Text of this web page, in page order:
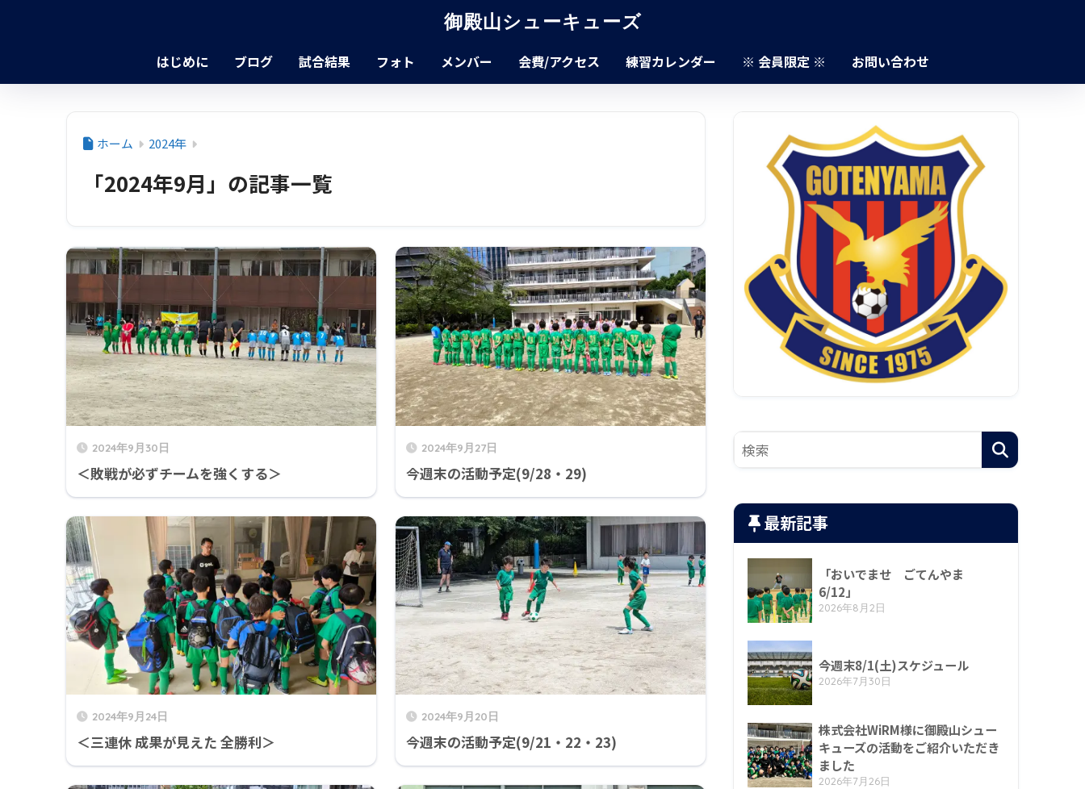
御殿山シューキューズ
はじめに ブログ 試合結果 フォト メンバー 会費/アクセス 練習カレンダー ※ 会員限定 ※ お問い合わせ
ホーム 2024年
「2024年9月」の記事一覧
2024年9月30日
＜敗戦が必ずチームを強くする＞
2024年9月27日
今週末の活動予定(9/28・29)
2024年9月24日
＜三連休 成果が見えた 全勝利＞
2024年9月20日
今週末の活動予定(9/21・22・23)
最新記事
「おいでませ ごてんやま
6/12」
2026年8月2日
今週末8/1(土)スケジュール
2026年7月30日
株式会社WiRM様に御殿山シュー
キューズの活動をご紹介いただき
ました
2026年7月26日